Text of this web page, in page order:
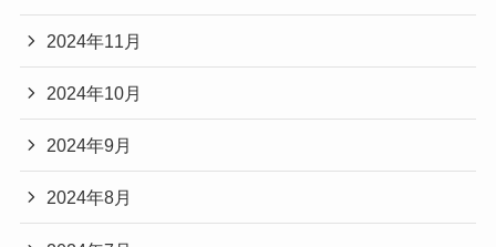
2024年11月
2024年10月
2024年9月
2024年8月